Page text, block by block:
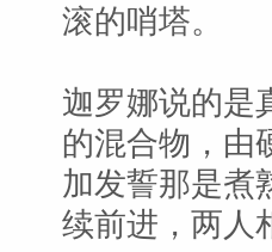
滚的哨塔。
迦罗娜说的是
的混合物，由
加发誓那是煮
续前进，两人